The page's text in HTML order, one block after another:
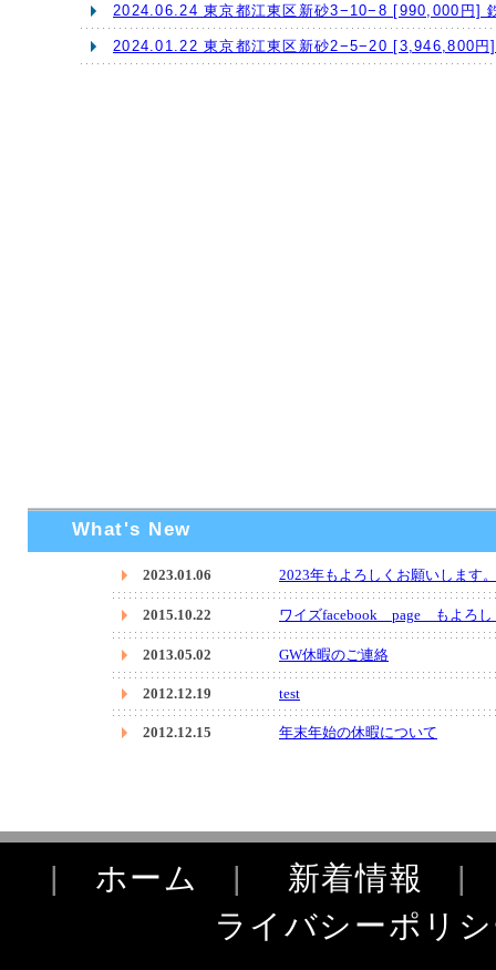
What's New
| ホーム | 新着情報
ライバシーポリ